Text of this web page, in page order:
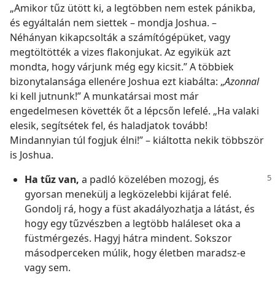
„Amikor tűz ütött ki, a legtöbben nem estek pánikba,
és egyáltalán nem siettek – mondja Joshua. –
Néhányan kikapcsolták a számítógépüket, vagy
megtöltötték a vizes flakonjukat. Az egyikük azt
mondta, hogy várjunk még egy kicsit.” A többiek
bizonytalansága ellenére Joshua ezt kiabálta: „Azonnal
ki kell jutnunk!” A munkatársai most már
engedelmesen követték őt a lépcsőn lefelé. „Ha valaki
elesik, segítsétek fel, és haladjatok tovább!
Mindannyian túl fogjuk élni!” – kiáltotta nekik többször
is Joshua.
Ha tűz van, a padló közelében mozogj, és
gyorsan menekülj a legközelebbi kijárat felé.
Gondolj rá, hogy a füst akadályozhatja a látást, és
hogy egy tűzvészben a legtöbb haláleset oka a
füstmérgezés. Hagyj hátra mindent. Sokszor
másodperceken múlik, hogy életben maradsz-e
vagy sem.